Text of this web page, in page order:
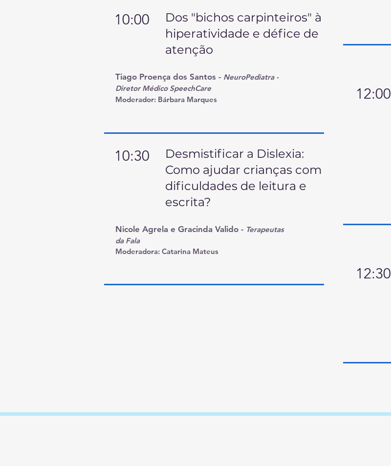
10:00
Dos "bichos carpinteiros" à
hiperatividade e défice de
atenção
Tiago Proença dos Santos - NeuroPediatra -
Diretor Médico SpeechCare
Moderador:Bárbara Marques
10:30
Desmistificar a Dislexia:
Como ajudar crianças com
dificuldades de leitura e
escrita?
Nicole Agrela e Gracinda Valido - Terapeutas
da Fala
Moderadora:Catarina Mateus
12:00
12:30